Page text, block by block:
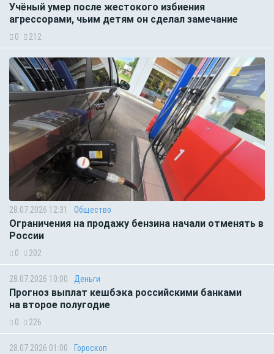
Учёный умер после жестокого избиения
агрессорами, чьим детям он сделал замечание
0 212
28.07.2026 12:31 Общество
Ограничения на продажу бензина начали отменять в
России
0 202
28.07.2026 10:00 Деньги
Прогноз выплат кешбэка российскими банками
на второе полугодие
0 226
28.07.2026 01:00 Гороскоп